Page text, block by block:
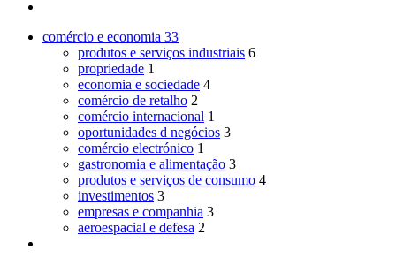
comércio e economia 33
produtos e serviços industriais 6
propriedade 1
economia e sociedade 4
comércio de retalho 2
comércio internacional 1
oportunidades d negócios 3
comércio electrónico 1
gastronomia e alimentação 3
produtos e serviços de consumo 4
investimentos 3
empresas e companhia 3
aeroespacial e defesa 2